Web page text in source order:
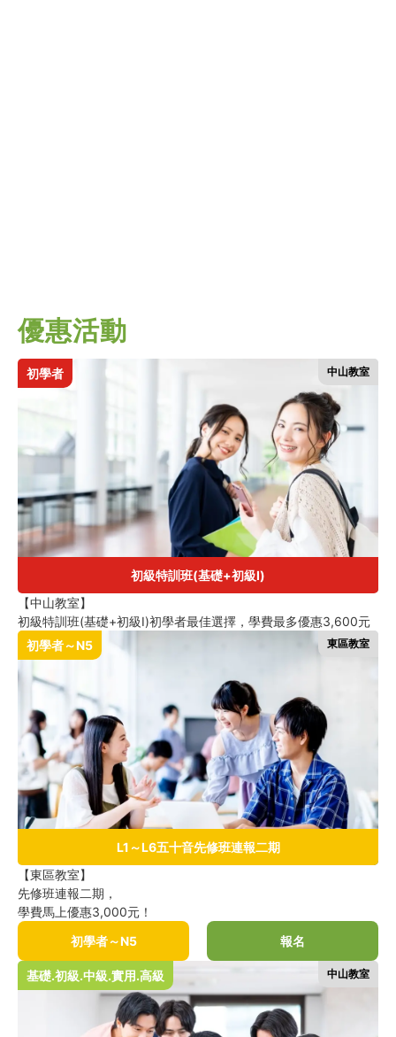
優惠活動
初學者 中山教室
初級特訓班(基礎+初級Ⅰ)
【中山教室】
初級特訓班(基礎+初級Ⅰ)初學者最佳選擇，學費最多優惠3,600元
初學者～N5
東區教室
L1～L6五十音先修班連報二期
【東區教室】
先修班連報二期，
學費馬上優惠3,000元！
初學者～N5
報名
基礎.初級.中級.實用.高級 中山教室